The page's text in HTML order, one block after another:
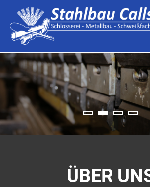
content
ÜBER